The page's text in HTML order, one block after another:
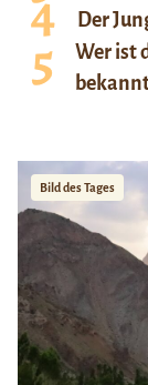
Der
Wer ist
Bild des Tages